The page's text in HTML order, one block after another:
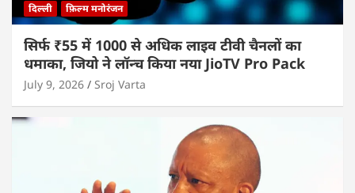
दिल्ली फ़िल्म मनोरंजन
सिर्फ ₹55 में 1000 से अधिक लाइव टीवी चैनलों का
धमाका, जियो ने लॉन्च किया नया JioTV Pro Pack
July 9, 2026 Sroj Varta